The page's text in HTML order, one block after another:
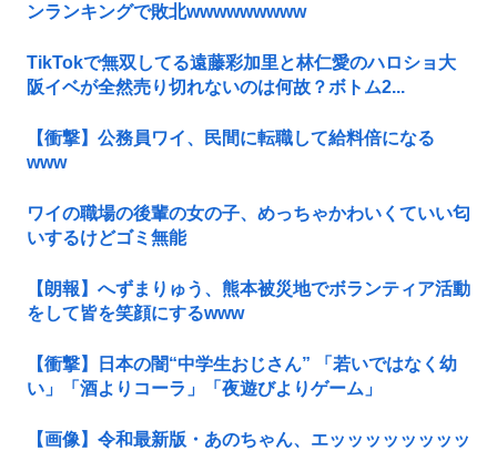
ンランキングで敗北wwwwwwwww
TikTokで無双してる遠藤彩加里と林仁愛のハロショ大
阪イベが全然売り切れないのは何故？ボトム2...
【衝撃】公務員ワイ、民間に転職して給料倍になる
www
ワイの職場の後輩の女の子、めっちゃかわいくていい匂
いするけどゴミ無能
【朗報】へずまりゅう、熊本被災地でボランティア活動
をして皆を笑顔にするwww
【衝撃】日本の闇“中学生おじさん” 「若いではなく幼
い」「酒よりコーラ」「夜遊びよりゲーム」
【画像】令和最新版・あのちゃん、エッッッッッッッッ